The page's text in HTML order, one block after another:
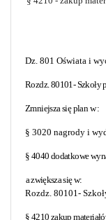
Dz. 801 Oświata i
Rozdz. 80101- Szkoły
Zmniejsza się plan w :
§ 3020 nagrody i
§ 4040 dodatkowe
a zwiększa się w:
Rozdz. 80101-
§ 4210 zakup